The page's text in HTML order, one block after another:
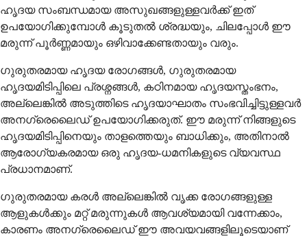
ഹൃദയ സംബന്ധമായ അസുഖങ്ങളുള്ളവർക്ക് ഇത്
ഉപയോഗിക്കുമ്പോൾ കൂടുതൽ ശ്രദ്ധയും, ചിലപ്പോൾ ഈ
മരുന്ന് പൂർണ്ണമായും ഒഴിവാക്കേണ്ടതായും വരും.
ഗുരുതരമായ ഹൃദയ രോഗങ്ങൾ, ഗുരുതരമായ
ഹൃദയമിടിപ്പിലെ പ്രശ്നങ്ങൾ, കഠിനമായ ഹൃദയസ്തംഭനം,
അല്ലെങ്കിൽ അടുത്തിടെ ഹൃദയാഘാതം സംഭവിച്ചിട്ടുള്ളവർ
അനഗ്രെലൈഡ് ഉപയോഗിക്കരുത്. ഈ മരുന്ന് നിങ്ങളുടെ
ഹൃദയമിടിപ്പിനെയും താളത്തെയും ബാധിക്കും, അതിനാൽ
ആരോഗ്യകരമായ ഒരു ഹൃദയ-ധമനികളുടെ വ്യവസ്ഥ
പ്രധാനമാണ്.
ഗുരുതരമായ കരൾ അല്ലെങ്കിൽ വൃക്ക രോഗങ്ങളുള്ള
ആളുകൾക്കും മറ്റ് മരുന്നുകൾ ആവശ്യമായി വന്നേക്കാം,
കാരണം അനഗ്രെലൈഡ് ഈ അവയവങ്ങളിലൂടെയാണ്